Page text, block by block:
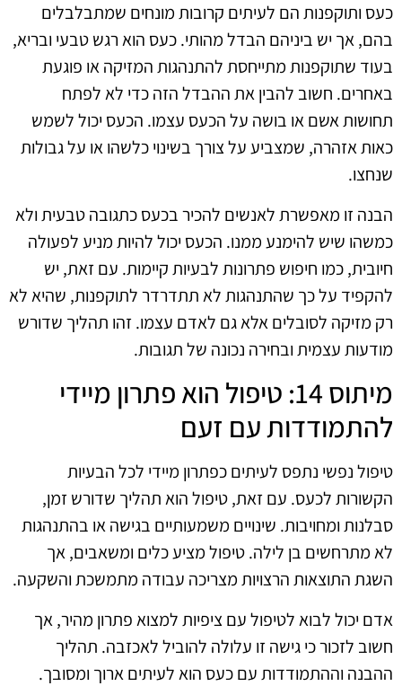
כעס ותוקפנות הם לעיתים קרובות מונחים שמתבלבלים
בהם, אך יש ביניהם הבדל מהותי. כעס הוא רגש טבעי ובריא,
בעוד שתוקפנות מתייחסת להתנהגות המזיקה או פוגעת
באחרים. חשוב להבין את ההבדל הזה כדי לא לפתח
תחושות אשם או בושה על הכעס עצמו. הכעס יכול לשמש
כאות אזהרה, שמצביע על צורך בשינוי כלשהו או על גבולות
שנחצו.
הבנה זו מאפשרת לאנשים להכיר בכעס כתגובה טבעית ולא
כמשהו שיש להימנע ממנו. הכעס יכול להיות מניע לפעולה
חיובית, כמו חיפוש פתרונות לבעיות קיימות. עם זאת, יש
להקפיד על כך שהתנהגות לא תתדרדר לתוקפנות, שהיא לא
רק מזיקה לסובלים אלא גם לאדם עצמו. זהו תהליך שדורש
מודעות עצמית ובחירה נכונה של תגובות.
מיתוס 14: טיפול הוא פתרון מיידי
להתמודדות עם זעם
טיפול נפשי נתפס לעיתים כפתרון מיידי לכל הבעיות
הקשורות לכעס. עם זאת, טיפול הוא תהליך שדורש זמן,
סבלנות ומחויבות. שינויים משמעותיים בגישה או בהתנהגות
לא מתרחשים בן לילה. טיפול מציע כלים ומשאבים, אך
השגת התוצאות הרצויות מצריכה עבודה מתמשכת והשקעה.
אדם יכול לבוא לטיפול עם ציפיות למצוא פתרון מהיר, אך
חשוב לזכור כי גישה זו עלולה להוביל לאכזבה. תהליך
ההבנה וההתמודדות עם כעס הוא לעיתים ארוך ומסובך.